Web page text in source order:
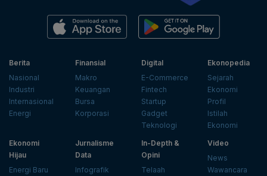
Berita
Nasional
Industri
Internasional
Energi
Finansial
Makro
Keuangan
Bursa
Korporasi
Digital
E-Commerce
Fintech
Startup
Gadget
Teknologi
Ekonopedia
Sejarah
Ekonomi
Profil
Istilah
Ekonomi
Ekonomi
Hijau
Energi Baru
Jurnalisme
Data
Infografik
In-Depth &
Opini
Telaah
Video
News
Wawancara